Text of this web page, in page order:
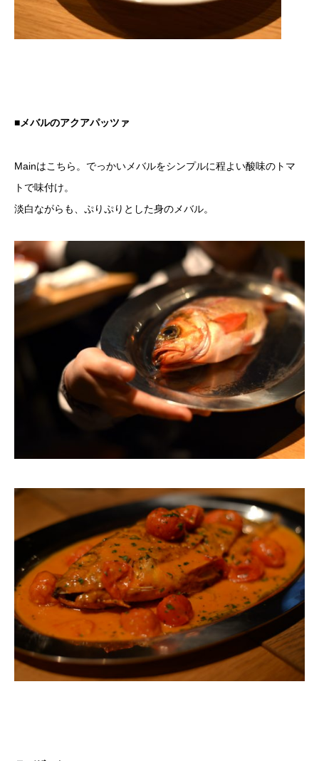
■メバルのアクアパッツァ
Mainはこちら。でっかいメバルをシンプルに程よい酸味のトマ
トで味付け。
淡白ながらも、ぷりぷりとした身のメバル。